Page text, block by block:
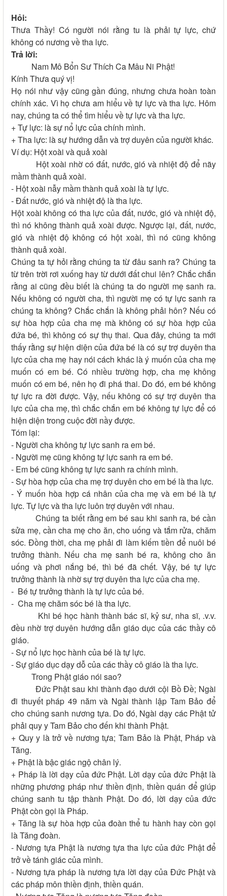
Hỏi:
Thưa Thầy! Có người nói rằng tu là phải tự lực, chứ
không có nương về tha lực.
Trả lời:
Nam Mô Bổn Sư Thích Ca Mâu Ni Phật!
Kính Thưa quý vị!
Họ nói như vậy cũng gần đúng, nhưng chưa hoàn toàn
chính xác. Vì họ chưa am hiểu về tự lực và tha lực. Hôm
nay, chúng ta có thể tìm hiểu về tự lực và tha lực.
+ Tự lực: là sự nổ lực của chính mình.
+ Tha lực: là sự hướng dẫn và trợ duyên của người khác.
Ví dụ: Hột xoài và quả xoài
Hột xoài nhờ có đất, nước, gió và nhiệt độ để nãy
mầm thành quả xoài.
- Hột xoài nẫy mầm thành quả xoài là tự lực.
- Đất nước, gió và nhiệt độ là tha lực.
Hột xoài không có tha lực của đất, nước, gió và nhiệt độ,
thì nó không thành quả xoài được. Ngược lại, đất, nước,
gió và nhiệt độ không có hột xoài, thì nó cũng không
thành quả xoài.
Chúng ta tự hỏi rằng chúng ta từ đâu sanh ra? Chúng ta
từ trên trời rơi xuống hay từ dưới đất chui lên? Chắc chắn
rằng ai cũng đều biết là chúng ta do người mẹ sanh ra.
Nếu không có người cha, thì người mẹ có tự lực sanh ra
chúng ta không? Chắc chắn là không phải hôn? Nếu có
sự hòa hợp của cha mẹ mà không có sự hòa hợp của
đứa bé, thì không có sự thụ thai. Qua đây, chúng ta mới
thấy rằng sự hiện diện của đứa bé là có sự trợ duyên tha
lực của cha mẹ hay nói cách khác là ý muốn của cha mẹ
muốn có em bé. Có nhiều trường hợp, cha mẹ không
muốn có em bé, nên họ đi phá thai. Do đó, em bé không
tự lực ra đời được. Vậy, nếu không có sự trợ duyên tha
lực của cha mẹ, thì chắc chắn em bé không tự lực để có
hiện diện trong cuộc đời nầy được.
Tóm lại:
- Người cha không tự lực sanh ra em bé.
- Người mẹ cũng không tự lực sanh ra em bé.
- Em bé cũng không tự lực sanh ra chính mình.
- Sự hòa hợp của cha mẹ trợ duyên cho em bé là tha lực.
- Ý muốn hòa hợp cá nhân của cha mẹ và em bé là tự
lực. Tự lực và tha lực luôn trợ duyên với nhau.
Chúng ta biết rằng em bé sau khi sanh ra, bé cần
sửa mẹ, cần cha mẹ cho ăn, cho uống và tắm rửa, chăm
sóc. Đồng thời, cha mẹ phải đi làm kiếm tiền để nuôi bé
trưởng thành. Nếu cha mẹ sanh bé ra, không cho ăn
uống và phơi nắng bé, thì bé đã chết. Vậy, bé tự lực
trưởng thành là nhờ sự trợ duyên tha lực của cha mẹ.
- Bé tự trưởng thành là tự lực của bé.
- Cha mẹ chăm sóc bé là tha lực.
Khi bé học hành thành bác sĩ, kỷ sư, nha sĩ, .v.v.
đều nhờ trợ duyên hướng dẫn giáo dục của các thầy cô
giáo.
- Sự nổ lực học hành của bé là tự lực.
- Sự giáo dục dạy dỗ của các thầy cô giáo là tha lực.
Trong Phật giáo nói sao?
Đức Phật sau khi thành đạo dưới cội Bồ Đề; Ngài
đi thuyết pháp 49 năm và Ngài thành lập Tam Bảo để
cho chúng sanh nương tựa. Do đó, Ngài dạy các Phật tử
phải quy y Tam Bảo cho đến khi thành Phật.
+ Quy y là trở về nương tựa; Tam Bảo là Phật, Pháp và
Tăng.
+ Phật là bậc giác ngộ chân lý.
+ Pháp là lời dạy của đức Phật. Lời dạy của đức Phật là
những phương pháp như thiền định, thiền quán để giúp
chúng sanh tu tập thành Phật. Do đó, lời dạy của đức
Phật còn gọi là Pháp.
+ Tăng là sự hòa hợp của đoàn thể tu hành hay còn gọi
là Tăng đoàn.
- Nương tựa Phật là nương tựa tha lực của đức Phật để
trở về tánh giác của mình.
- Nương tựa pháp là nương tựa lời dạy của Đức Phật và
các pháp môn thiền định, thiền quán.